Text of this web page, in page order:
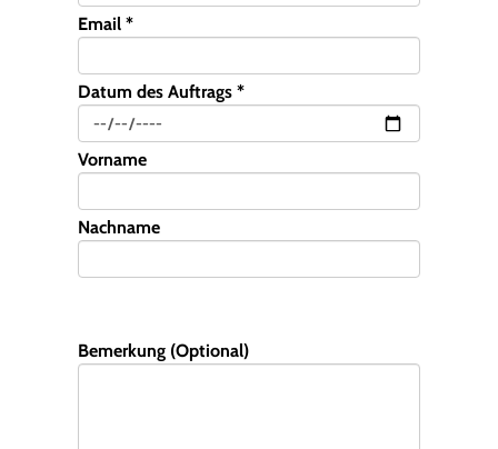
Email *
Datum des Auftrags *
Vorname
Nachname
Bemerkung (Optional)